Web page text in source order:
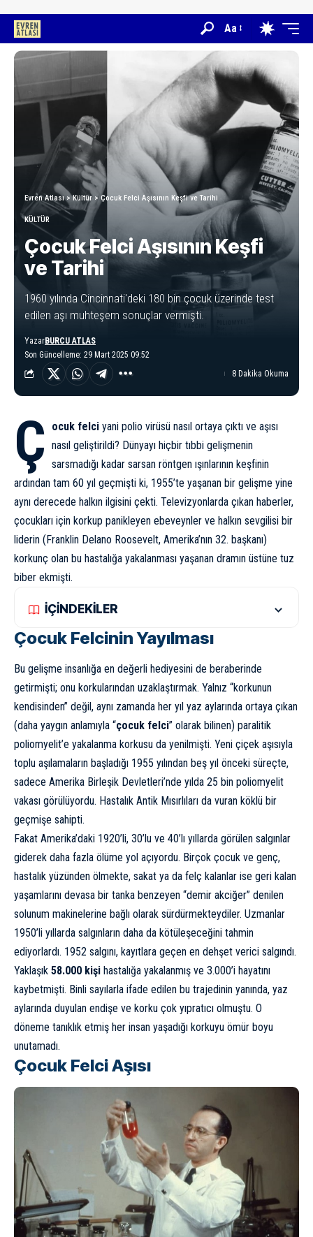
Aa
Evren Atlası>Kültür> Çocuk Felci Aşısının Keşfi ve Tarihi
KÜLTÜR
Çocuk Felci Aşısının Keşfi
ve Tarihi
1960 yılında Cincinnati'deki 180 bin çocuk üzerinde test
edilen aşı muhteşem sonuçlar vermişti.
Son Güncelleme: 29 Mart 2025 09:52
YazarBURCU ATLAS
8 Dakika Okuma
Ç ocuk felci yani polio virüsü nasıl ortaya çıktı ve aşısı
nasıl geliştirildi? Dünyayı hiçbir tıbbi gelişmenin
sarsmadığı kadar sarsan röntgen ışınlarının keşfinin
ardından tam 60 yıl geçmişti ki, 1955’te yaşanan bir gelişme yine
aynı derecede halkın ilgisini çekti. Televizyonlarda çıkan haberler,
çocukları için korkup panikleyen ebeveynler ve halkın sevgilisi bir
liderin (Franklin Delano Roosevelt, Amerika’nın 32. başkanı)
korkunç olan bu hastalığa yakalanması yaşanan dramın üstüne tuz
biber ekmişti.
İÇİNDEKİLER
Çocuk Felcinin Yayılması
Bu gelişme insanlığa en değerli hediyesini de beraberinde
getirmişti; onu korkularından uzaklaştırmak. Yalnız “korkunun
kendisinden” değil, aynı zamanda her yıl yaz aylarında ortaya çıkan
(daha yaygın anlamıyla “çocuk felci” olarak bilinen) paralitik
poliomyelit’e yakalanma korkusu da yenilmişti. Yeni çiçek aşısıyla
toplu aşılamaların başladığı 1955 yılından beş yıl önceki süreçte,
sadece Amerika Birleşik Devletleri’nde yılda 25 bin poliomyelit
vakası görülüyordu. Hastalık Antik Mısırlıları da vuran köklü bir
geçmişe sahipti.
Fakat Amerika’daki 1920’li, 30’lu ve 40’lı yıllarda görülen salgınlar
giderek daha fazla ölüme yol açıyordu. Birçok çocuk ve genç,
hastalık yüzünden ölmekte, sakat ya da felç kalanlar ise geri kalan
yaşamlarını devasa bir tanka benzeyen “demir akciğer” denilen
solunum makinelerine bağlı olarak sürdürmekteydiler. Uzmanlar
1950’li yıllarda salgınların daha da kötüleşeceğini tahmin
ediyorlardı. 1952 salgını, kayıtlara geçen en dehşet verici salgındı.
Yaklaşık 58.000 kişi hastalığa yakalanmış ve 3.000’i hayatını
kaybetmişti. Binli sayılarla ifade edilen bu trajedinin yanında, yaz
aylarında duyulan endişe ve korku çok yıpratıcı olmuştu. O
döneme tanıklık etmiş her insan yaşadığı korkuyu ömür boyu
unutamadı.
Çocuk Felci Aşısı